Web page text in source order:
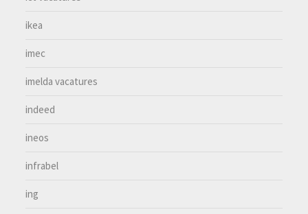
ikea
imec
imelda vacatures
indeed
ineos
infrabel
ing